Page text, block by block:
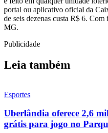
portal ou aplicativo oficial da
de seis dezenas custa R$ 6.
MG.
Publicidade
Leia também
Esportes
Uberlândia oferece 2,6
grátis para jogo no